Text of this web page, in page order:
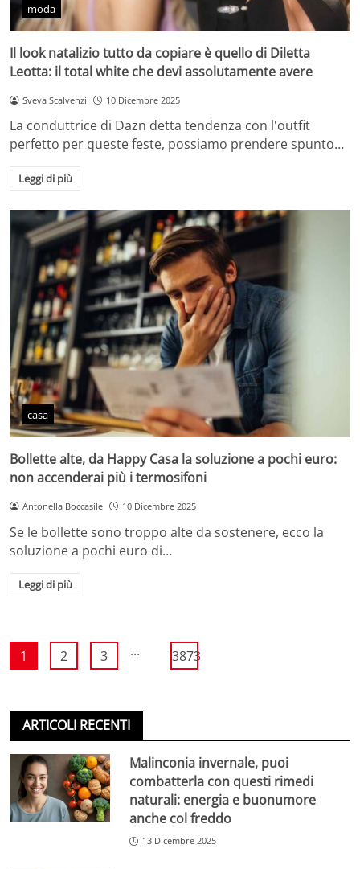
moda
Il look natalizio tutto da copiare è quello di Diletta
Leotta: il total white che devi assolutamente avere
Sveva Scalvenzi 10 Dicembre 2025
La conduttrice di Dazn detta tendenza con l'outfit
perfetto per queste feste, possiamo prendere spunto…
Leggi di più
casa
Bollette alte, da Happy Casa la soluzione a pochi euro:
non accenderai più i termosifoni
Antonella Boccasile 10 Dicembre 2025
Se le bollette sono troppo alte da sostenere, ecco la
soluzione a pochi euro di…
Leggi di più
1 2 3 ... 3873
ARTICOLI RECENTI
Malinconia invernale, puoi
combatterla con questi rimedi
naturali: energia e buonumore
anche col freddo
13 Dicembre 2025